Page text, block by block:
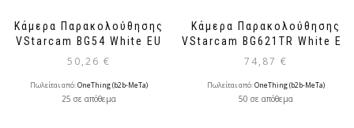
Κάμερα Παρακολούθησης
VStarcam BG54 White EU
50,26 €
Πωλείται από:OneThing (b2b-MeTa)
25 σε απόθεμα
Κάμερα Παρακολούθησης
VStarcam BG621TR White EU
74,87 €
Πωλείται από:OneThing (b2b-MeTa)
50 σε απόθεμα